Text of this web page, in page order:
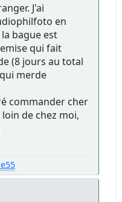
J'ai
en
bague est
qui fait
(8 jours au total
merde
commander cher
de chez moi,